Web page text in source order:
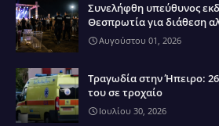
Συνελήφθη υπεύθυνος
Θεσπρωτία για διάθεση
Αυγούστου 01, 2026
Τραγωδία στην Ήπειρο:
του σε τροχαίο
Ιουλίου 30, 2026